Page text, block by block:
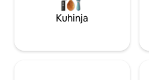
Kuhinja